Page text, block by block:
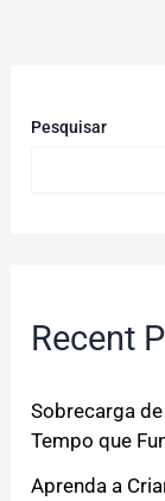
Pesquisar
Recent
Sobrecarga
Tempo que
Aprenda a